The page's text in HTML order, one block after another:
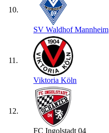
10.
SV Waldhof Mannheim
11.
Viktoria Köln
12.
FC Ingolstadt 04